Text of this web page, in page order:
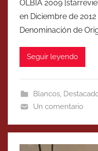
ÒLBIA 2009
en Diciembre de
Denominación de
Seguir leyendo
Blancos,
Un comentario